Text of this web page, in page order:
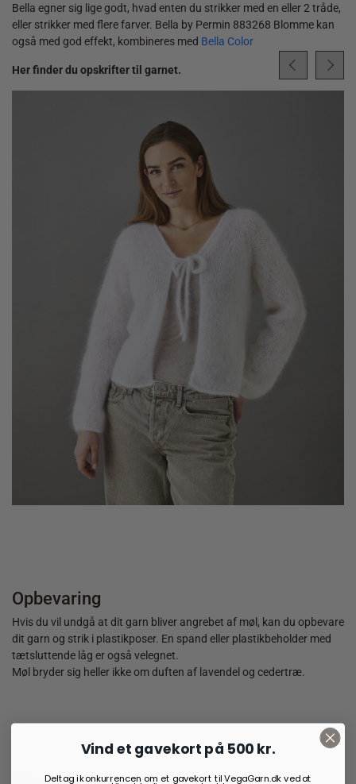
Bella egner sig lige godt, hvad enten du strikker med en eller 2 tråde,
eller strikker med flere farver. Bella by Permin 883268 Blomme kan
også med god effekt, kombineres med Bella Color
Her finder du opskrifter til garnet.
Opbevaring
Hvis du vil undgå at dit garn bliver angrebet af møl, kan du opbevare
dit garn og strik i plastikposer. En spand eller plastikbeholder med
tætsluttende låg er også velegnet.
Møl bryder sig heller ikke om duften af lavendel og cedertræ.
Vind et gavekort på 500 kr.
Deltag i konkurrencen om et gavekort til VegaGarn.dk ved at